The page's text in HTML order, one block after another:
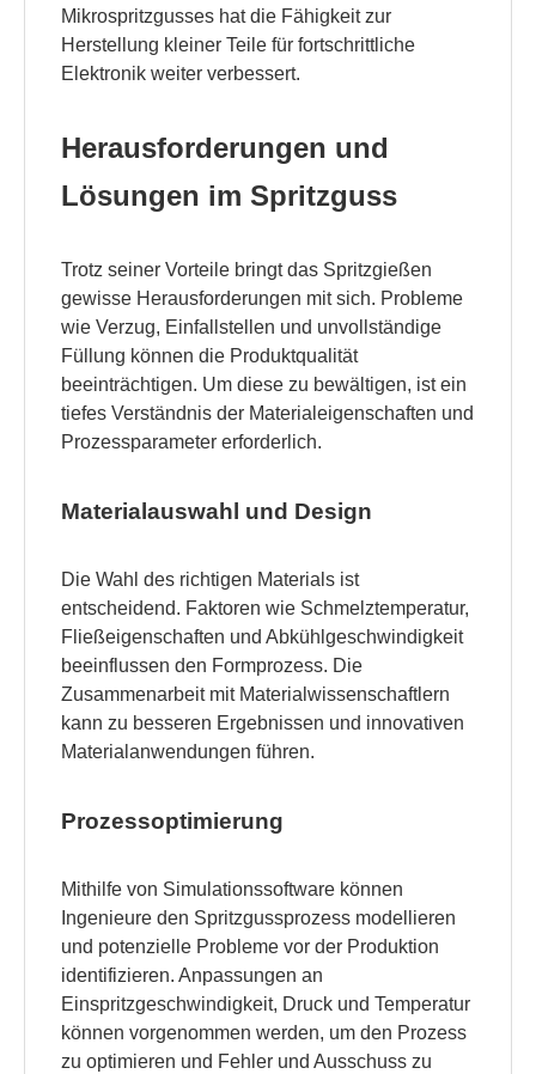
Mikrospritzgusses hat die Fähigkeit zur
Herstellung kleiner Teile für fortschrittliche
Elektronik weiter verbessert.
Herausforderungen und
Lösungen im Spritzguss
Trotz seiner Vorteile bringt das Spritzgießen
gewisse Herausforderungen mit sich. Probleme
wie Verzug, Einfallstellen und unvollständige
Füllung können die Produktqualität
beeinträchtigen. Um diese zu bewältigen, ist ein
tiefes Verständnis der Materialeigenschaften und
Prozessparameter erforderlich.
Materialauswahl und Design
Die Wahl des richtigen Materials ist
entscheidend. Faktoren wie Schmelztemperatur,
Fließeigenschaften und Abkühlgeschwindigkeit
beeinflussen den Formprozess. Die
Zusammenarbeit mit Materialwissenschaftlern
kann zu besseren Ergebnissen und innovativen
Materialanwendungen führen.
Prozessoptimierung
Mithilfe von Simulationssoftware können
Ingenieure den Spritzgussprozess modellieren
und potenzielle Probleme vor der Produktion
identifizieren. Anpassungen an
Einspritzgeschwindigkeit, Druck und Temperatur
können vorgenommen werden, um den Prozess
zu optimieren und Fehler und Ausschuss zu